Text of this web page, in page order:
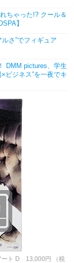
ちゃった!? クール＆
】
さ”でフィギュア
DMM pictures、学生
ビジネス”を一夜でキ
ート D 13,000円 （税